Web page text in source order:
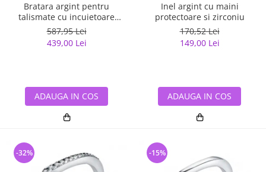
Bratara argint pentru
talismate cu incuietoare
sferica
587,95 Lei
439,00 Lei
ADAUGA IN COS
Inel argint cu maini
protectoare si zirconiu
170,52 Lei
149,00 Lei
ADAUGA IN COS
-32% -15%